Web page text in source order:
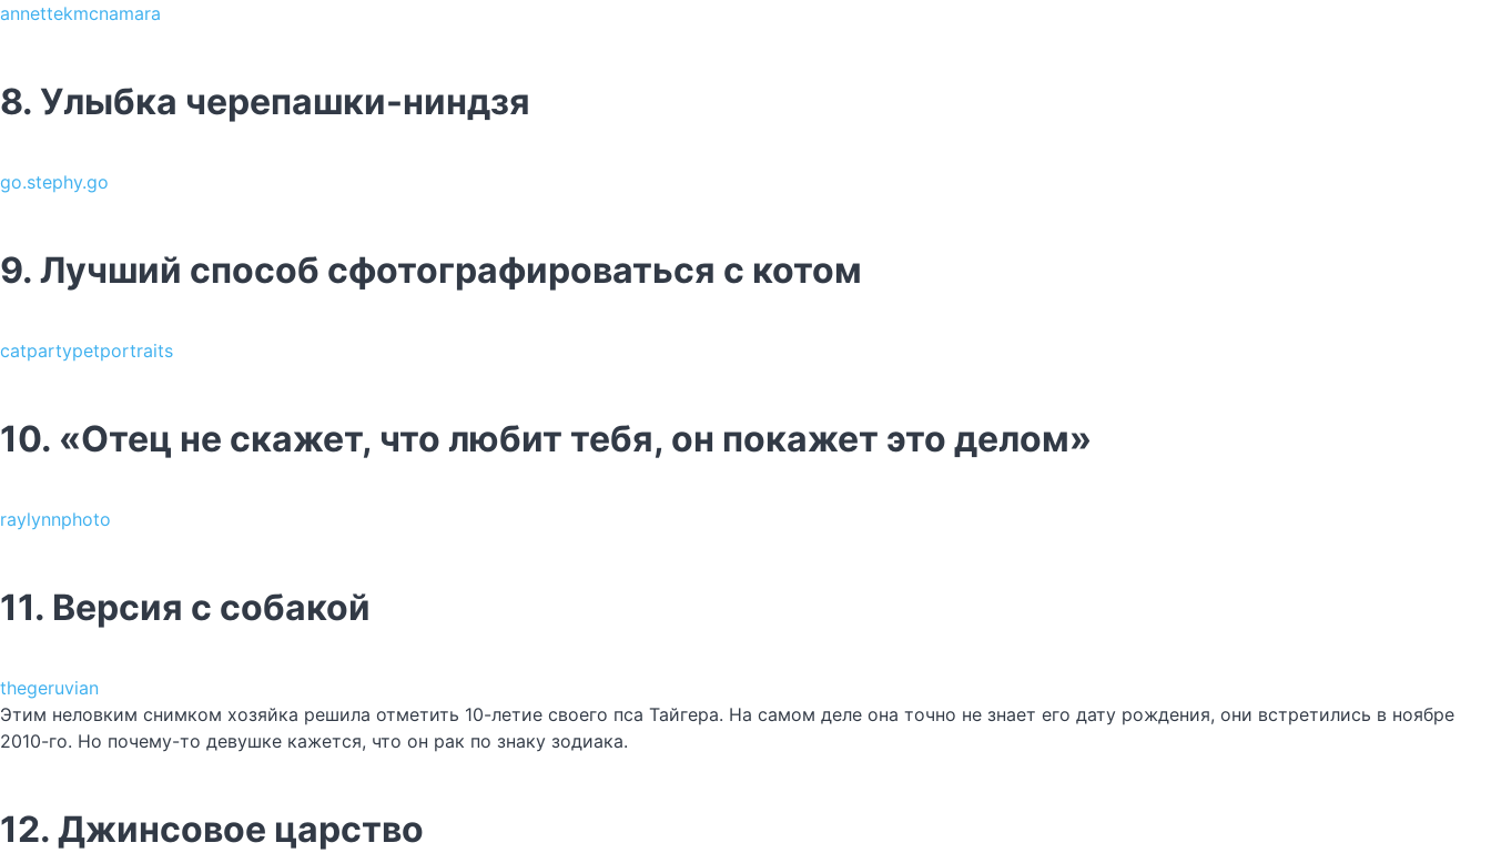
annettekmcnamara
8. Улыбка черепашки-ниндзя
go.stephy.go
9. Лучший способ сфотографироваться с котом
catpartypetportraits
10. «Отец не скажет, что любит тебя, он покажет это делом»
raylynnphoto
11. Версия с собакой
thegeruvian
Этим неловким снимком хозяйка решила отметить 10-летие своего пса Тайгера. На самом деле она точно не знает его дату рождения, они встретились в ноябре
2010-го. Но почему-то девушке кажется, что он рак по знаку зодиака.
12. Джинсовое царство